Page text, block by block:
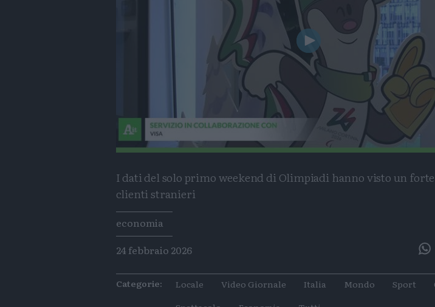
Play
Video
I dati del solo primo weekend di Olimpiadi hanno visto un
clienti stranieri
Tags
economia
24 febbraio 2026
Categorie: Locale Video Giornale Italia Mondo Sport